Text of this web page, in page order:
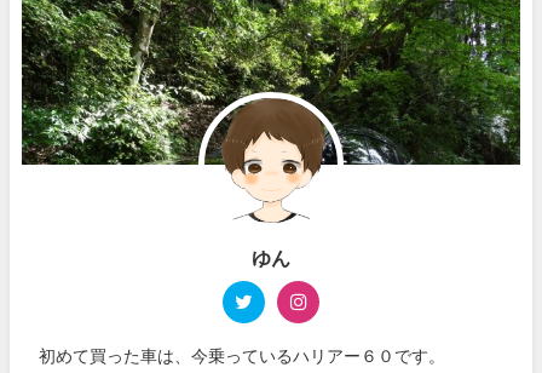
ゆん
初めて買った車は、今乗っているハリアー６０です。